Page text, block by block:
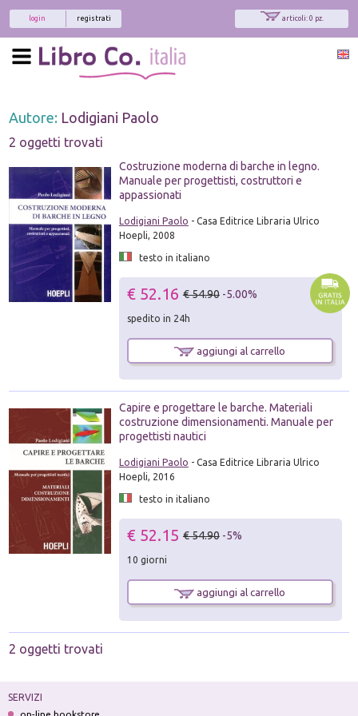
articoli: 0 pz.
registrati
login
Autore: Lodigiani Paolo
2 oggetti trovati
Costruzione moderna di barche in legno.
Manuale per progettisti, costruttori e
appassionati
Lodigiani Paolo - Casa Editrice Libraria Ulrico
Hoepli, 2008
testo in italiano
€ 52.16 € 54.90 -5.00%
spedito in 24h
aggiungi al carrello
Capire e progettare le barche. Materiali
costruzione dimensionamenti. Manuale per
progettisti nautici
Lodigiani Paolo - Casa Editrice Libraria Ulrico
Hoepli, 2016
testo in italiano
€ 52.15 € 54.90 -5%
10 giorni
aggiungi al carrello
2 oggetti trovati
SERVIZI
on-line bookstore